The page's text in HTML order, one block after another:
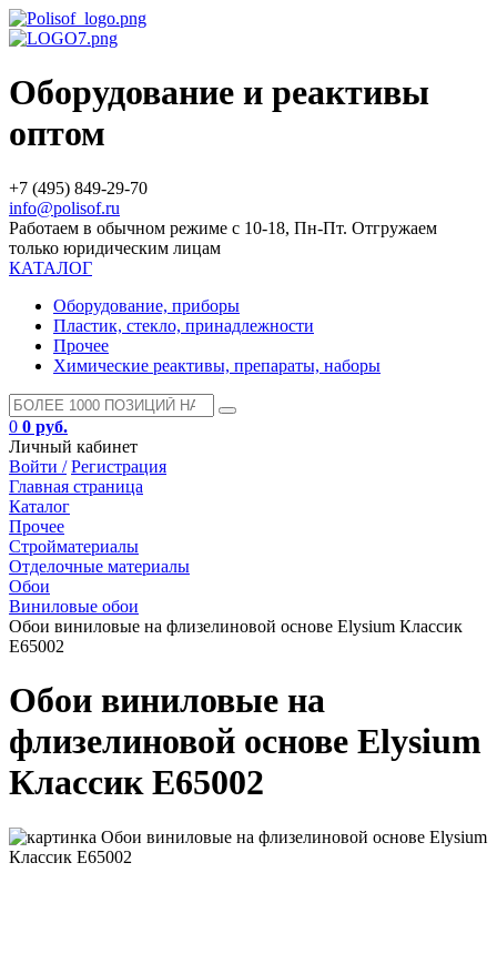
Оборудование и реактивы
оптом
+7 (495) 849-29-70
info@polisof.ru
Работаем в обычном режиме с 10-18, Пн-Пт. Отгружаем
только юридическим лицам
КАТАЛОГ
Оборудование, приборы
Пластик, стекло, принадлежности
Прочее
Химические реактивы, препараты, наборы
0 0 руб.
Личный кабинет
Войти / Регистрация
Главная страница
Каталог
Прочее
Стройматериалы
Отделочные материалы
Обои
Виниловые обои
Обои виниловые на флизелиновой основе Elysium Классик
Е65002
Обои виниловые на
флизелиновой основе Elysium
Классик Е65002